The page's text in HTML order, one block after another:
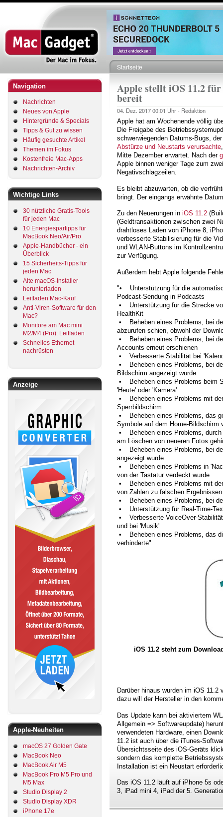
Direkt
zum
Inhalt
Navigation
Nachrichten
Neues von Apple
Hintergründe & Specials
Tipps & Gut zu wissen
Häufig gesuchte Artikel
Themen im Fokus
Kostenfreie Mac-Apps
Nachrichten-Archiv
Wichtige Links
30 nützliche Gratis-Tools
für jeden Mac
10 Energiespartipps für
MacBook Neo/Air/Pro
Apple-Handbücher - ein
Überblick
15 Sicherheits-Tipps für
jeden Mac
Alte macOS-Installer
herunterladen
Leitfaden Mac-Kauf
Anti-Viren-Software für den
Mac?
Monitore am Mac mini
M2/M4 (Pro): Leitfaden
Schnelles Ethernet
nachrüsten
Anzeige
Apple-Neuheiten
macOS 27 Golden Gate
MacBook Neo
MacBook Air M5
MacBook Pro M5 Pro und
M5 Max
Studio Display 2
Studio Display XDR
iPhone 17e
Pfadnavigation
Startseite
Apple stellt iOS 11.2
bereit
04. Dez. 201700:01 Uhr - Redaktion
Apple hat am Wochenende völlig
Die Freigabe des
schwerwiegenden Datums-Bugs,
Abstürze und Neustarts verursachte
Mitte Dezember erwartet. Nach der
Apple binnen weniger Tage zum
Negativschlagzeilen.
Es bleibt abzuwarten, ob die
bringt. Der eingangs erwähnte
Zu den Neuerungen in iOS 11.2
(Geldtransaktionen zwischen zwei
drahtloses Laden von iPhone 8,
verbesserte Stabilisierung für die
und WLAN-Buttons im
zur Verfügung.
Außerdem hebt Apple folgende
"• Unterstützung für die
Podcast-Sendung in Podcasts
• Unterstützung für die Strecke
HealthKit
• Beheben eines Problems, bei
abzurufen schien, obwohl der
• Beheben eines Problems, bei
Accounts erneut erschienen
• Verbesserte Stabilität bei
• Beheben eines Problems, bei
Bildschirm angezeigt wurde
• Beheben eines Problems beim
'Heute' oder 'Kamera'
• Beheben eines Problems mit
Sperrbildschirm
• Beheben eines Problems, das
Symbole auf dem Home-Bildschirm
• Beheben eines Problems, durch
am Löschen von neueren Fotos
• Beheben eines Problems, bei
angezeigt wurde
• Beheben eines Problems in
von der Tastatur verdeckt wurde
• Beheben eines Problems mit
von Zahlen zu falschen
• Beheben eines Problems, bei
• Unterstützung für Real-Time-
• Verbesserte VoiceOver-
und bei 'Musik'
• Beheben eines Problems, das
verhinderte"
iOS 11.2 steht zum
Darüber hinaus wurden im iOS
dazu will der Hersteller in den
Das Update kann bei aktiviertem
Allgemein => Softwareupdate)
verwendeten Hardware, einen
11.2 ist auch über die iTunes-
Übersichtsseite des iOS-Geräts
sondern das komplette
Installation ist ein Neustart
Das iOS 11.2 läuft auf iPhone 5s
3, iPad mini 4, iPad der 5.